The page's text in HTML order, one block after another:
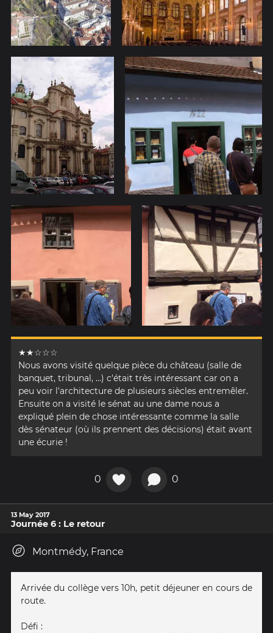
★★☆☆☆
Nous avons visité quelque pièce du château (salle de
banquet, tribunal, ...) c'était très intéressant car on a
peu voir l'architecture de plusieurs siècles entremêler.
Ensuite on a visité le sénat au une dame nous a
expliqué plein de chose intéressante comme la salle
dès sénateur (où ils prennent des décisions) était avant
une écurie !
0 0
13 May 2017
Journée 6 : Le retour
Montmédy, France
Arrivée du collège vers 10h, petit déjeuner en cours de
route.
Défi :